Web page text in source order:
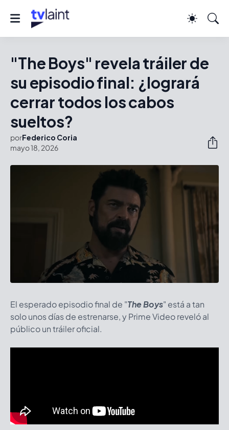
"The Boys" revela tráiler de
su episodio final: ¿logrará
cerrar todos los cabos
sueltos?
porFederico Coria
mayo 18, 2026
El esperado episodio final de "The Boys" está a tan
solo unos días de estrenarse, y Prime Video reveló al
público un tráiler oficial.